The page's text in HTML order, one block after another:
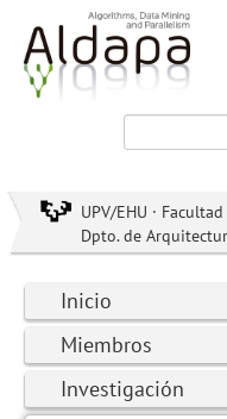
UPV/EHU ·
Dpto. de
Inicio
Miembros
Investigación